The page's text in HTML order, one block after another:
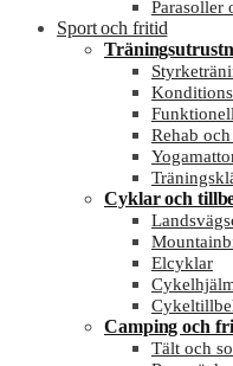
Parasoller
Sport och fritid
Rehab
Cyklar och
Elcyklar
Camping och
Tält och